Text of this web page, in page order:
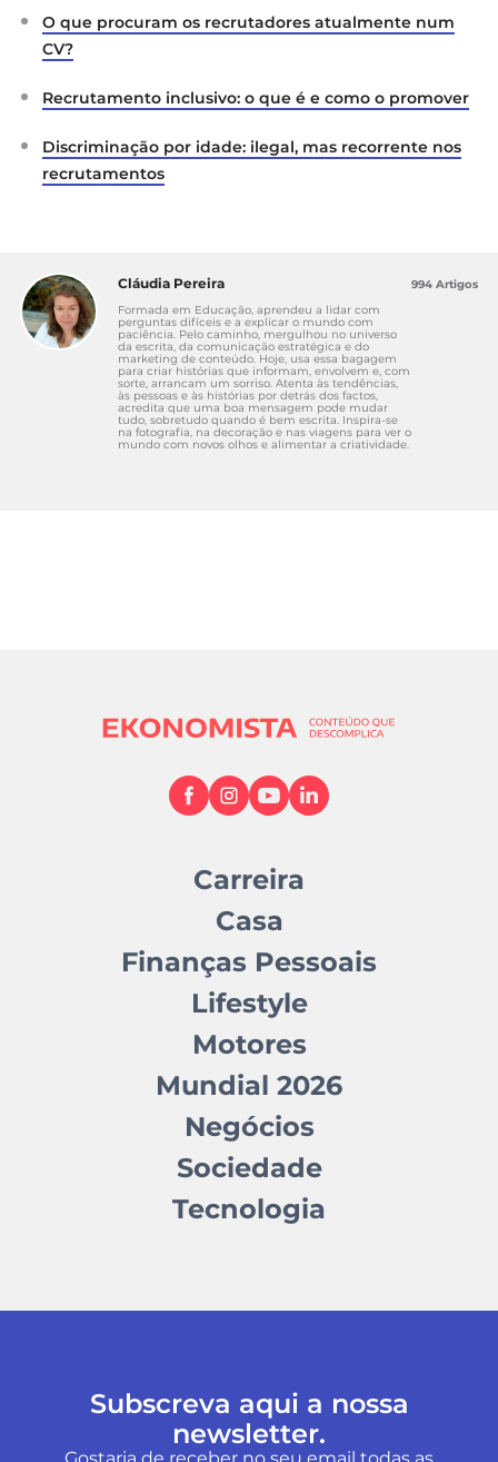
O que procuram os recrutadores atualmente num
CV?
Recrutamento inclusivo: o que é e como o promover
Discriminação por idade: ilegal, mas recorrente nos
recrutamentos
Cláudia Pereira
Formada em Educação, aprendeu a lidar com
perguntas difíceis e a explicar o mundo com
paciência. Pelo caminho, mergulhou no universo
da escrita, da comunicação estratégica e do
marketing de conteúdo. Hoje, usa essa bagagem
para criar histórias que informam, envolvem e, com
sorte, arrancam um sorriso. Atenta às tendências,
às pessoas e às histórias por detrás dos factos,
acredita que uma boa mensagem pode mudar
tudo, sobretudo quando é bem escrita. Inspira-se
na fotografia, na decoração e nas viagens para ver o
mundo com novos olhos e alimentar a criatividade.
994 Artigos
Carreira
Casa
Finanças Pessoais
Lifestyle
Motores
Mundial 2026
Negócios
Sociedade
Tecnologia
Subscreva aqui a nossa
newsletter.